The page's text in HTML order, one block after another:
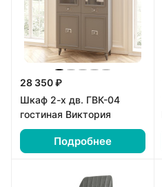
28 350 ₽
Шкаф 2-х дв. ГВК-04
гостиная Виктория
Подробнее